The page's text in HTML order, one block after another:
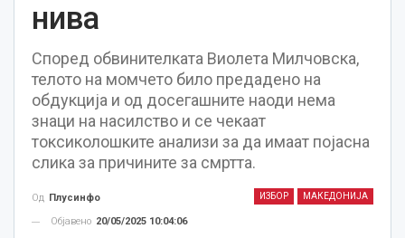
нива
Според обвинителката Виолета Милчовска,
телото на момчето било предадено на
обдукција и од досегашните наоди нема
знаци на насилство и се чекаат
токсиколошките анализи за да имаат појасна
слика за причините за смртта.
ИЗБОР МАКЕДОНИЈА
Од Плусинфо
Објавено 20/05/2025 10:04:06